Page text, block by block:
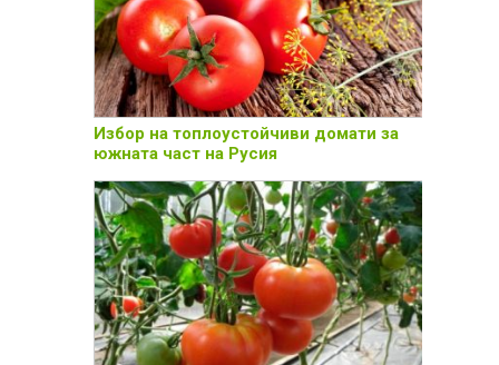
Избор на топлоустойчиви домати за
южната част на Русия